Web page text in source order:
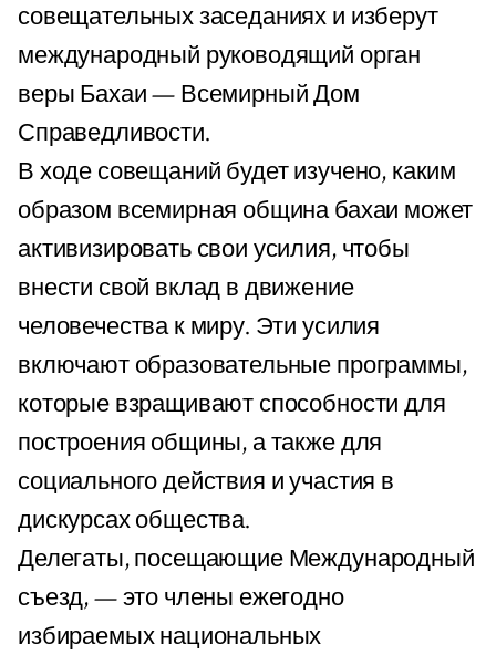
совещательных заседаниях и изберут
международный руководящий орган
веры Бахаи — Всемирный Дом
Справедливости.
В ходе совещаний будет изучено, каким
образом всемирная община бахаи может
активизировать свои усилия, чтобы
внести свой вклад в движение
человечества к миру. Эти усилия
включают образовательные программы,
которые взращивают способности для
построения общины, а также для
социального действия и участия в
дискурсах общества.
Делегаты, посещающие Международный
съезд, — это члены ежегодно
избираемых национальных